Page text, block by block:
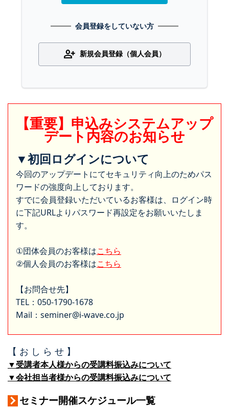
会員登録をしていない方
person_add 新規会員登録（個人会員）
【重要】申込みシステムアップ
デート内容のお知らせ
▼初回ログインについて
今回のアップデートにてセキュリティ向上のためパス
ワードの強度向上しております。
すでに会員登録いただいているお客様は、ログイン時
に下記URLよりパスワード再設定をお願いいたしま
す。
①団体会員のお客様はこちら
②個人会員のお客様はこちら
【お問合せ先】
TEL：050-1790-1678
Mail：seminer@i-wave.co.jp
【 お し ら せ 】
▼受講者本人様からの受講料振込みについて
▼会社担当者様からの受講料振込みについて
セミナー開催スケジュール一覧